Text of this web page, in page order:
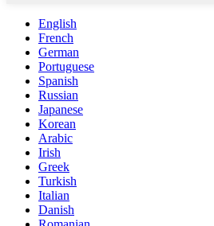
English
French
German
Portuguese
Spanish
Russian
Japanese
Korean
Arabic
Irish
Greek
Turkish
Italian
Danish